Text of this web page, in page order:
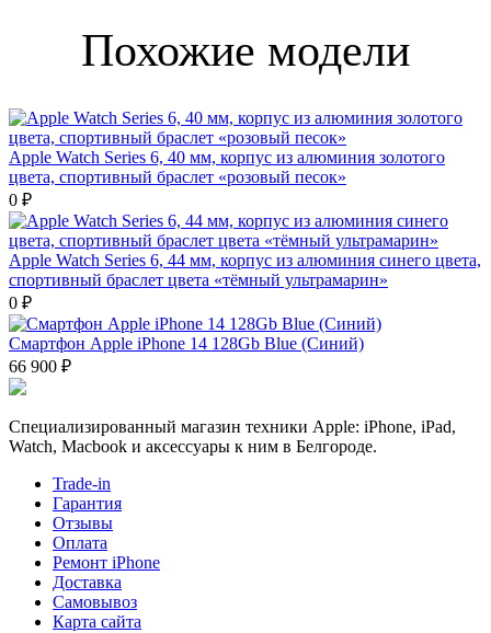
Похожие модели
Apple Watch Series 6, 40 мм, корпус из алюминия золотого
цвета, спортивный браслет «розовый песок»
0 ₽
Apple Watch Series 6, 44 мм, корпус из алюминия синего цвета,
спортивный браслет цвета «тёмный ультрамарин»
0 ₽
Смартфон Apple iPhone 14 128Gb Blue (Синий)
66 900 ₽
Специализированный магазин техники Apple: iPhone, iPad,
Watch, Macbook и аксессуары к ним в Белгороде.
Trade-in
Гарантия
Отзывы
Оплата
Ремонт iPhone
Доставка
Самовывоз
Карта сайта